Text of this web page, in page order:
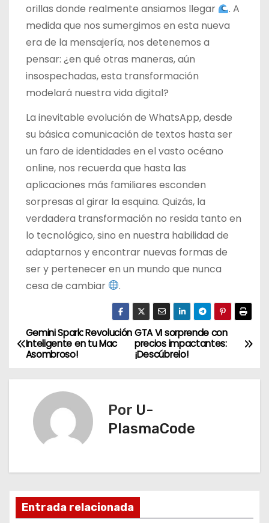
orillas donde realmente ansiamos llegar
. A
medida que nos sumergimos en esta nueva
era de la mensajería, nos detenemos a
pensar: ¿en qué otras maneras, aún
insospechadas, esta transformación
modelará nuestra vida digital?
La inevitable evolución de WhatsApp, desde
su básica comunicación de textos hasta ser
un faro de identidades en el vasto océano
online, nos recuerda que hasta las
aplicaciones más familiares esconden
sorpresas al girar la esquina. Quizás, la
verdadera transformación no resida tanto en
lo tecnológico, sino en nuestra habilidad de
adaptarnos y encontrar nuevas formas de
ser y pertenecer en un mundo que nunca
cesa de cambiar
.
N
a
c
i
GTA VI sorprende con
precios impactantes:
¡Descúbrelo!
Gemini Spark: Revolución
Inteligente en tu Mac
Asombroso!
Por U-
PlasmaCode
Entrada relacionada